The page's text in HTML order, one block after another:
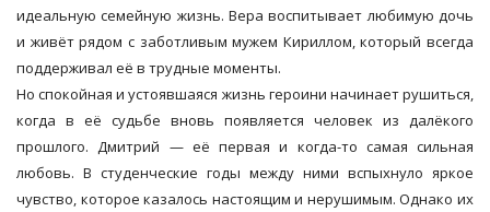
идеальную семейную жизнь. Вера воспитывает любимую дочь
и живёт рядом с заботливым мужем Кириллом, который всегда
поддерживал её в трудные моменты.
Но спокойная и устоявшаяся жизнь героини начинает рушиться,
когда в её судьбе вновь появляется человек из далёкого
прошлого. Дмитрий — её первая и когда-то самая сильная
любовь. В студенческие годы между ними вспыхнуло яркое
чувство, которое казалось настоящим и нерушимым. Однако их